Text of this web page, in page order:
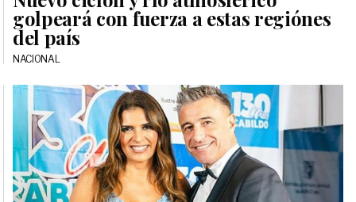
golpeará con fuerza a estas regiónes
del país
NACIONAL